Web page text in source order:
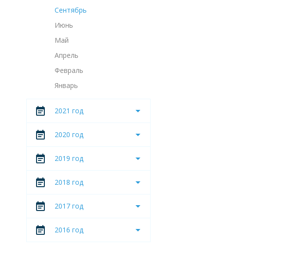
Сентябрь
Июнь
Май
Апрель
Февраль
Январь
2021 год
2020 год
2019 год
2018 год
2017 год
2016 год